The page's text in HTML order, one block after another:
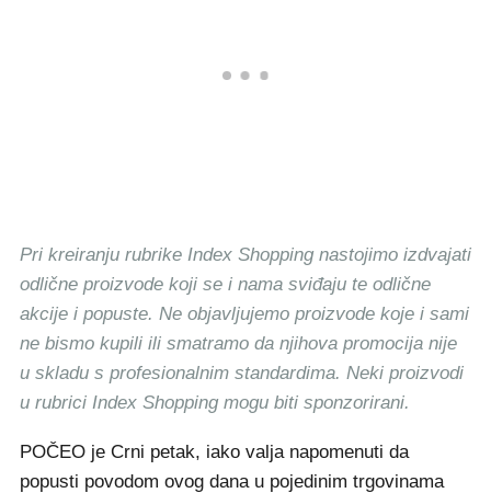
Pri kreiranju rubrike Index Shopping nastojimo izdvajati
odlične proizvode koji se i nama sviđaju te odlične
akcije i popuste. Ne objavljujemo proizvode koje i sami
ne bismo kupili ili smatramo da njihova promocija nije
u skladu s profesionalnim standardima. Neki proizvodi
u rubrici Index Shopping mogu biti sponzorirani.
POČEO je Crni petak, iako valja napomenuti da
popusti povodom ovog dana u pojedinim trgovinama